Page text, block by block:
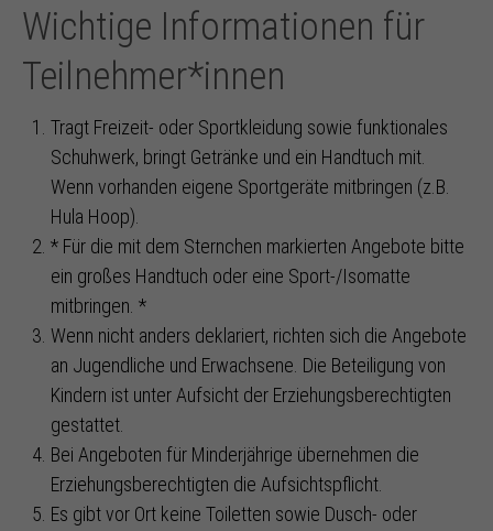
Wichtige Informationen für
Teilnehmer*innen
Tragt Freizeit- oder Sportkleidung sowie funktionales
Schuhwerk, bringt Getränke und ein Handtuch mit.
Wenn vorhanden eigene Sportgeräte mitbringen (z.B.
Hula Hoop).
* Für die mit dem Sternchen markierten Angebote bitte
ein großes Handtuch oder eine Sport-/Isomatte
mitbringen. *
Wenn nicht anders deklariert, richten sich die Angebote
an Jugendliche und Erwachsene. Die Beteiligung von
Kindern ist unter Aufsicht der Erziehungsberechtigten
gestattet.
Bei Angeboten für Minderjährige übernehmen die
Erziehungsberechtigten die Aufsichtspflicht.
Es gibt vor Ort keine Toiletten sowie Dusch- oder